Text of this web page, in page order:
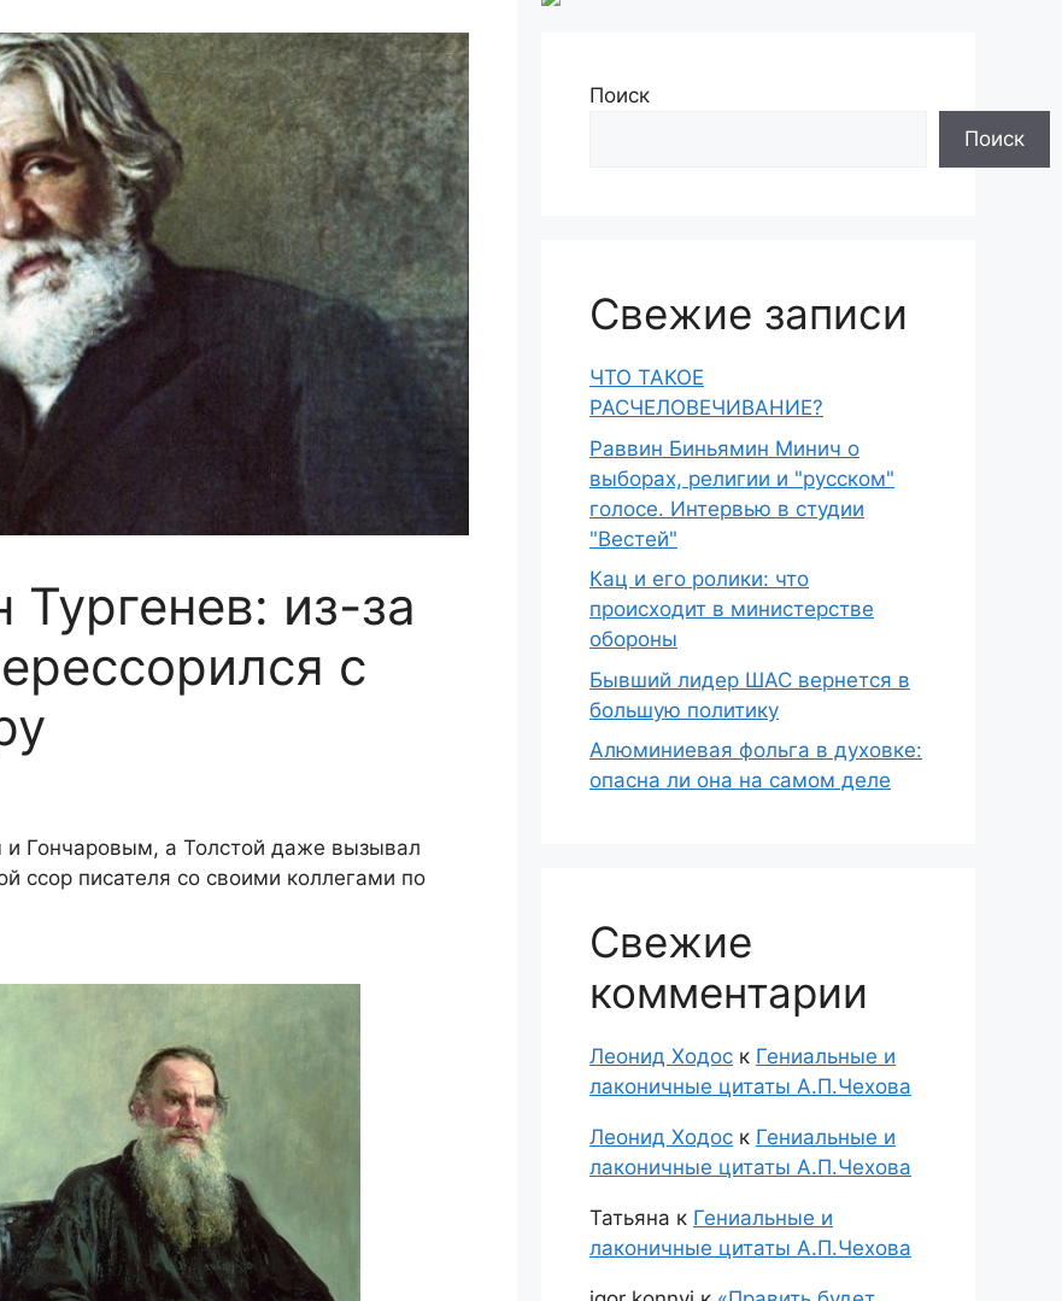
из-за
с
Гончаровым, а Толстой даже вызывал
ссор писателя со своими коллегами по
Поиск
Поиск
Свежие записи
ЧТО ТАКОЕ
РАСЧЕЛОВЕЧИВАНИЕ?
Раввин Биньямин Минич о
выборах, религии и "русском"
голосе. Интервью в студии
"Вестей"
Кац и его ролики: что
происходит в министерстве
обороны
Бывший лидер ШАС вернется в
большую политику
Алюминиевая фольга в духовке:
опасна ли она на самом деле
Свежие
комментарии
Леонид Ходос к Гениальные и
лаконичные цитаты А.П.Чехова
Леонид Ходос к Гениальные и
лаконичные цитаты А.П.Чехова
Татьяна к Гениальные и
лаконичные цитаты А.П.Чехова